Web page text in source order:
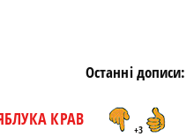
Останні дописи:
КРАВ
+3